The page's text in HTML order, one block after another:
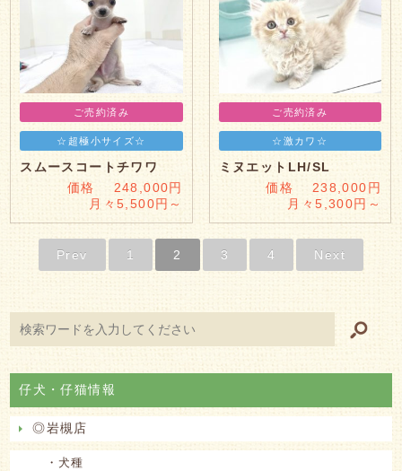
ご売約済み
☆超極小サイズ☆
スムースコートチワワ
価格 248,000円
月々5,500円～
ご売約済み
☆激カワ☆
ミヌエットLH/SL
価格 238,000円
月々5,300円～
Prev 1 2 3 4 Next
仔犬・仔猫情報
◎岩槻店
・犬種